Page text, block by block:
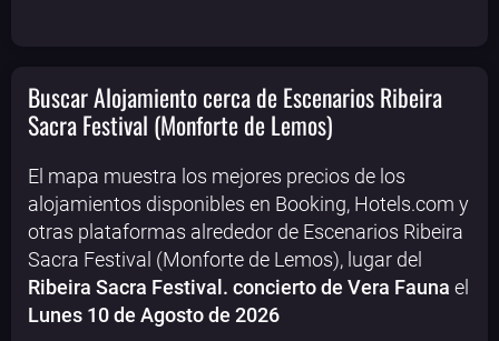
Buscar Alojamiento cerca de Escenarios Ribeira
Sacra Festival (Monforte de Lemos)
El mapa muestra los mejores precios de los
alojamientos disponibles en Booking, Hotels.com y
otras plataformas alrededor de Escenarios Ribeira
Sacra Festival (Monforte de Lemos), lugar del
Ribeira Sacra Festival. concierto de Vera Fauna el
Lunes 10 de Agosto de 2026